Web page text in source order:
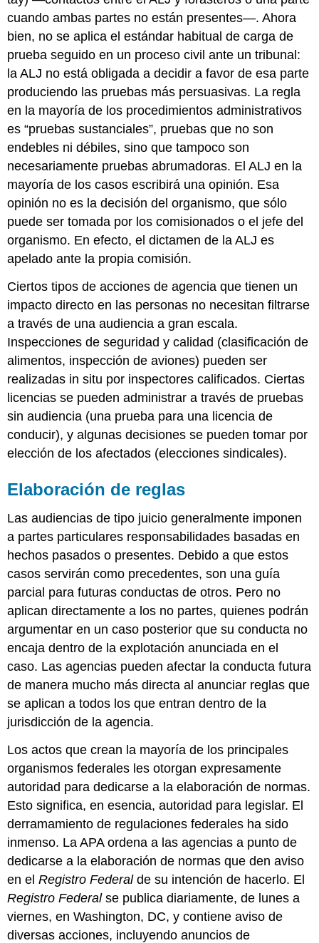
cuando ambas partes no están presentes—. Ahora
bien, no se aplica el estándar habitual de carga de
prueba seguido en un proceso civil ante un tribunal:
la ALJ no está obligada a decidir a favor de esa parte
produciendo las pruebas más persuasivas. La regla
en la mayoría de los procedimientos administrativos
es “pruebas sustanciales”, pruebas que no son
endebles ni débiles, sino que tampoco son
necesariamente pruebas abrumadoras. El ALJ en la
mayoría de los casos escribirá una opinión. Esa
opinión no es la decisión del organismo, que sólo
puede ser tomada por los comisionados o el jefe del
organismo. En efecto, el dictamen de la ALJ es
apelado ante la propia comisión.
Ciertos tipos de acciones de agencia que tienen un
impacto directo en las personas no necesitan filtrarse
a través de una audiencia a gran escala.
Inspecciones de seguridad y calidad (clasificación de
alimentos, inspección de aviones) pueden ser
realizadas in situ por inspectores calificados. Ciertas
licencias se pueden administrar a través de pruebas
sin audiencia (una prueba para una licencia de
conducir), y algunas decisiones se pueden tomar por
elección de los afectados (elecciones sindicales).
Elaboración de reglas
Las audiencias de tipo juicio generalmente imponen
a partes particulares responsabilidades basadas en
hechos pasados o presentes. Debido a que estos
casos servirán como precedentes, son una guía
parcial para futuras conductas de otros. Pero no
aplican directamente a los no partes, quienes podrán
argumentar en un caso posterior que su conducta no
encaja dentro de la explotación anunciada en el
caso. Las agencias pueden afectar la conducta futura
de manera mucho más directa al anunciar reglas que
se aplican a todos los que entran dentro de la
jurisdicción de la agencia.
Los actos que crean la mayoría de los principales
organismos federales les otorgan expresamente
autoridad para dedicarse a la elaboración de normas.
Esto significa, en esencia, autoridad para legislar. El
derramamiento de regulaciones federales ha sido
inmenso. La APA ordena a las agencias a punto de
dedicarse a la elaboración de normas que den aviso
en elRegistro Federalde su intención de hacerlo. El
Registro Federalse publica diariamente, de lunes a
viernes, en Washington, DC, y contiene aviso de
diversas acciones, incluyendo anuncios de